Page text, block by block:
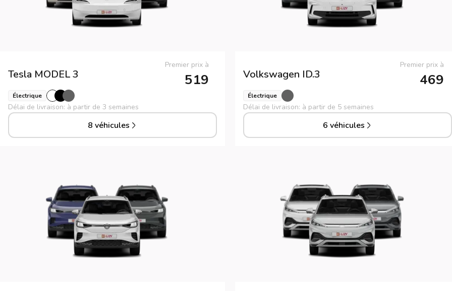
Tesla MODEL 3
Premier prix à
519
Électrique
Délai de livraison: à partir de 3 semaines
8 véhicules
Volkswagen ID.3
Premier prix à
469
Électrique
Délai de livraison: à partir de 5 semaines
6 véhicules